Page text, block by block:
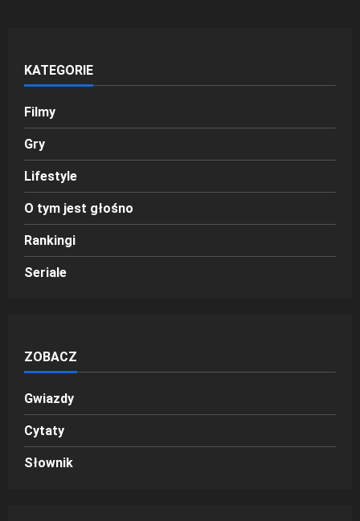
KATEGORIE
Filmy
Gry
Lifestyle
O tym jest głośno
Rankingi
Seriale
ZOBACZ
Gwiazdy
Cytaty
Słownik